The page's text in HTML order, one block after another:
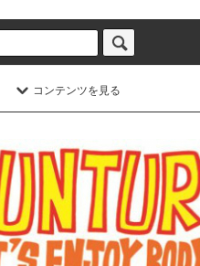
コンテンツを見る